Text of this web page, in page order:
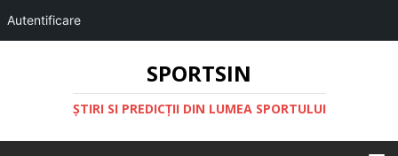
Autentificare
SPORTSIN
ŞTIRI SI PREDICŢII DIN LUMEA SPORTULUI